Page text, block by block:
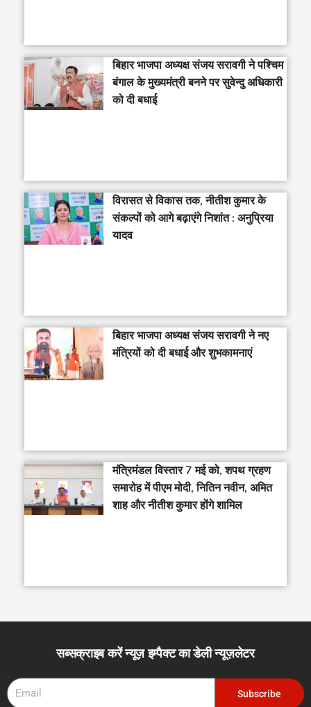
‎बिहार भाजपा अध्यक्ष संजय सरावगी ने पश्चिम
बंगाल के मुख्यमंत्री बनने पर सुवेन्दु अधिकारी
को दी बधाई
विरासत से विकास तक, नीतीश कुमार के
संकल्पों को आगे बढ़ाएंगे निशांत : अनुप्रिया
यादव
बिहार भाजपा अध्यक्ष संजय सरावगी ने नए
मंत्रियों को दी बधाई और शुभकामनाएं
मंत्रिमंडल विस्तार 7 मई को, शपथ ग्रहण
समारोह में पीएम मोदी, नितिन नवीन, अमित
शाह और नीतीश कुमार होंगे शामिल
सब्सक्राइब करें न्यूज़ इम्पैक्ट का डेली न्यूज़लेटर
Subscribe